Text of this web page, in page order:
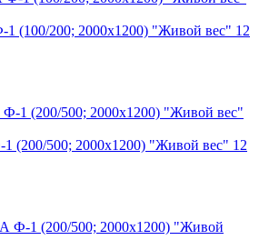
200; 2000х1200) "Живой вес" 12
500; 2000х1200) "Живой вес" 12